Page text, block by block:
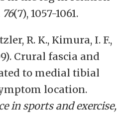
76(7), 1057-1061.
R. K., Kimura, I. F.,
Crural fascia and
to medial tibial
location.
in sports and exercise,